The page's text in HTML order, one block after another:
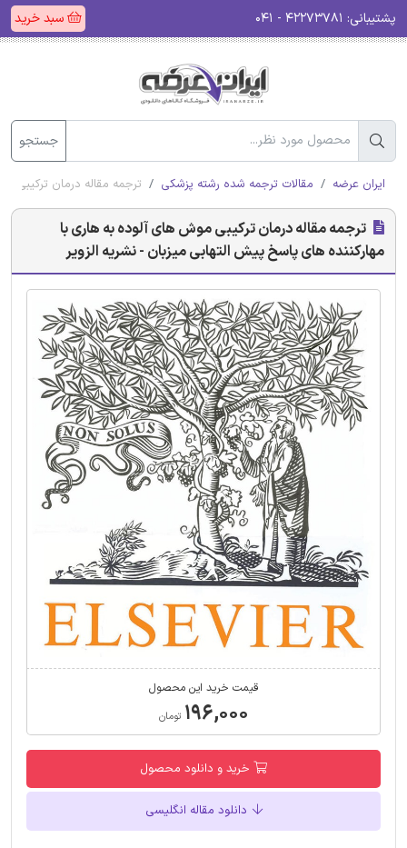
پشتیبانی: سبد خرید
جستجو
ایران عرضه مقالات ترجمه شده رشته پزشکی ترجمه مقاله درمان ترکیبی
ترجمه مقاله درمان ترکیبی موش های آلوده به هاری با
مهارکننده های پاسخ پیش التهابی میزبان - نشریه الزویر
قیمت خرید این محصول
۱۹۶,۰۰۰ تومان
خرید و دانلود محصول
دانلود مقاله انگلیسی